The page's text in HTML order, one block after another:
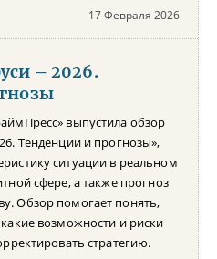
17 Февраля 2026
– 2026.
выпустила обзор
Тенденции и прогнозы»,
ситуации в реальном
сфере, а также прогноз
Обзор помогает понять,
возможности и риски
стратегию.